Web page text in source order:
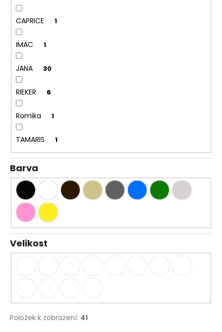
CAPRICE 1
IMAC 1
JANA 30
RIEKER 6
Romika 1
TAMARIS 1
Barva
Velikost
Položek k zobrazení: 41
215201
KORKÁČ
599
Kč
Původně:
699
Kč